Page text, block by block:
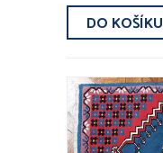
DRUHY KOVŮ
Zlato
Platina
Obecný kov
OBDOBÍ
DO KOŠÍKU